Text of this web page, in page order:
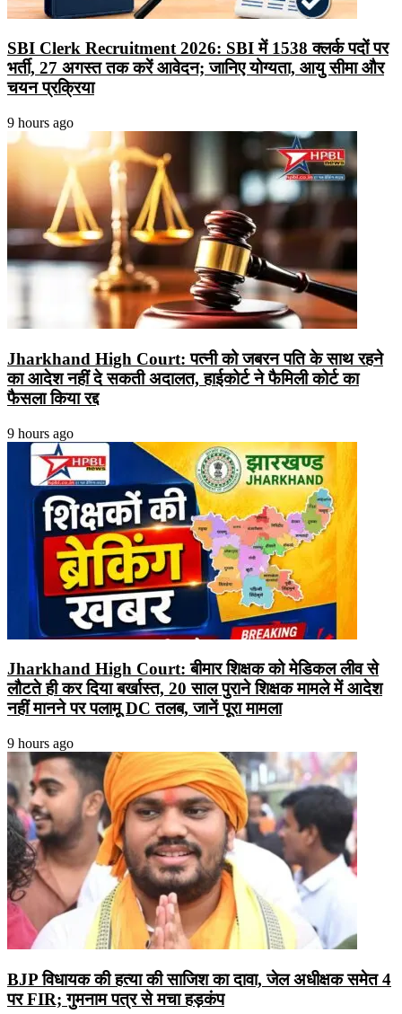
SBI Clerk Recruitment 2026: SBI में 1538 क्लर्क पदों पर
भर्ती, 27 अगस्त तक करें आवेदन; जानिए योग्यता, आयु सीमा और
चयन प्रक्रिया
9 hours ago
Jharkhand High Court: पत्नी को जबरन पति के साथ रहने
का आदेश नहीं दे सकती अदालत, हाईकोर्ट ने फैमिली कोर्ट का
फैसला किया रद्द
9 hours ago
Jharkhand High Court: बीमार शिक्षक को मेडिकल लीव से
लौटते ही कर दिया बर्खास्त, 20 साल पुराने शिक्षक मामले में आदेश
नहीं मानने पर पलामू DC तलब, जानें पूरा मामला
9 hours ago
BJP विधायक की हत्या की साजिश का दावा, जेल अधीक्षक समेत 4
पर FIR; गुमनाम पत्र से मचा हड़कंप